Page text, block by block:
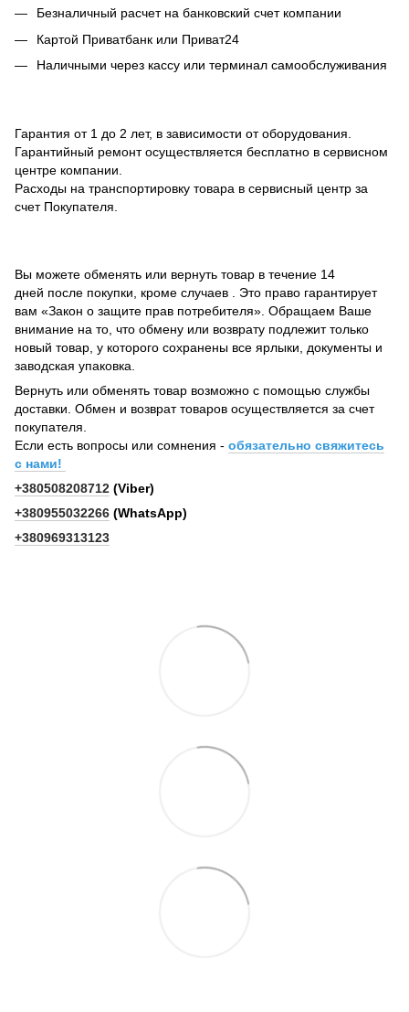
Безналичный расчет на банковский счет компании
Картой Приватбанк или Приват24
Наличными через кассу или терминал самообслуживания
Гарантия от 1 до 2 лет, в зависимости от оборудования.
Гарантийный ремонт осуществляется бесплатно в сервисном
центре компании.
Расходы на транспортировку товара в сервисный центр за
счет Покупателя.
Вы можете обменять или вернуть товар в течение 14
дней после покупки, кроме случаев . Это право гарантирует
вам «Закон о защите прав потребителя». Обращаем Ваше
внимание на то, что обмену или возврату подлежит только
новый товар, у которого сохранены все ярлыки, документы и
заводская упаковка.
Вернуть или обменять товар возможно с помощью службы
доставки. Обмен и возврат товаров осуществляется за счет
покупателя.
Если есть вопросы или сомнения - обязательно свяжитесь
с нами!
+380508208712 (Viber)
+380955032266 (WhatsApp)
+380969313123